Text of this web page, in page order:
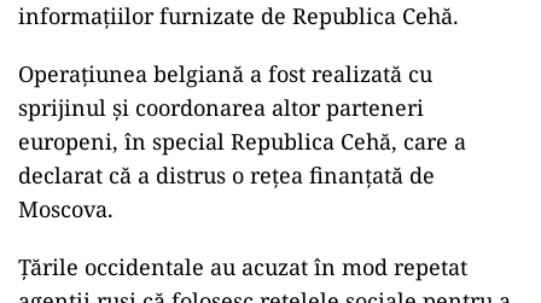
informațiilor furnizate de Republica Cehă.
Operațiunea belgiană a fost realizată cu
sprijinul și coordonarea altor parteneri
europeni, în special Republica Cehă, care a
declarat că a distrus o rețea finanțată de
Moscova.
Țările occidentale au acuzat în mod repetat